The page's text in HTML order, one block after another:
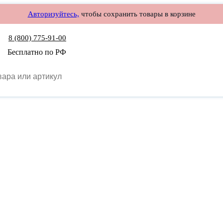
Авторизуйтесь, чтобы сохранить товары в корзине
8 (800) 775-91-00
Бесплатно по РФ